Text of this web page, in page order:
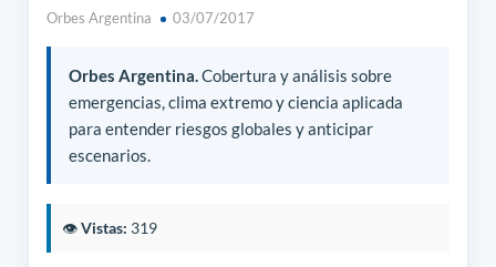
Orbes Argentina 03/07/2017
Orbes Argentina.Cobertura y análisis sobre
emergencias, clima extremo y ciencia aplicada
para entender riesgos globales y anticipar
escenarios.
👁️Vistas: 319